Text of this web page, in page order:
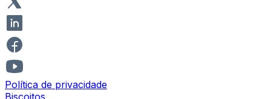
Política de privacidade
Biscoitos